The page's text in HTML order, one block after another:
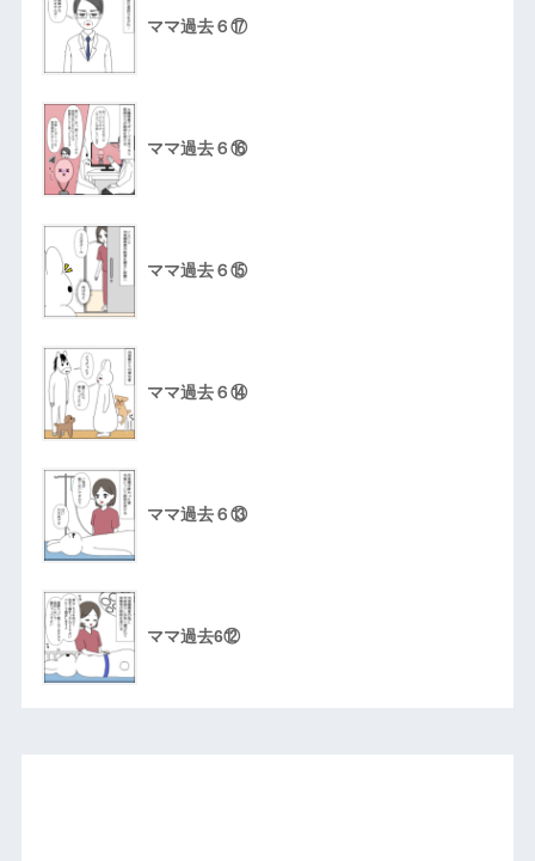
ママ過去６⑰
ママ過去６⑯
ママ過去６⑮
ママ過去６⑭
ママ過去６⑬
ママ過去6⑫